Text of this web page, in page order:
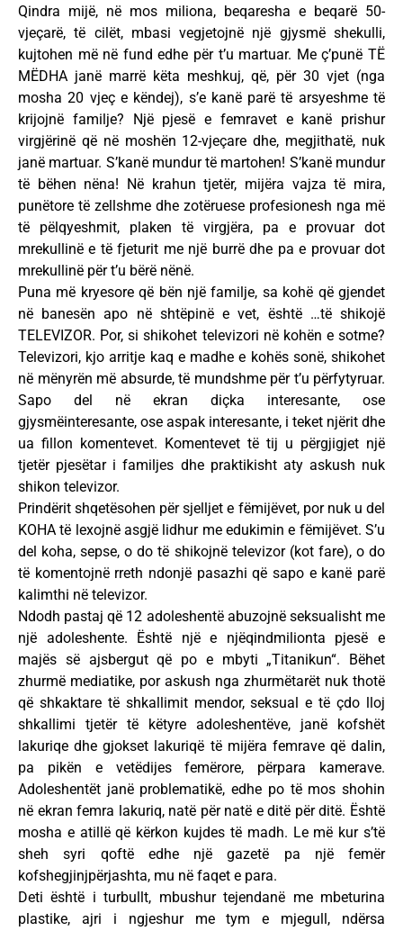
Qindra mijë, në mos miliona, beqaresha e beqarë 50-
vjeçarë, të cilët, mbasi vegjetojnë një gjysmë shekulli,
kujtohen më në fund edhe për t’u martuar. Me ç’punë TË
MËDHA janë marrë këta meshkuj, që, për 30 vjet (nga
mosha 20 vjeç e këndej), s’e kanë parë të arsyeshme të
krijojnë familje? Një pjesë e femravet e kanë prishur
virgjërinë që në moshën 12-vjeçare dhe, megjithatë, nuk
janë martuar. S’kanë mundur të martohen! S’kanë mundur
të bëhen nëna! Në krahun tjetër, mijëra vajza të mira,
punëtore të zellshme dhe zotëruese profesionesh nga më
të pëlqyeshmit, plaken të virgjëra, pa e provuar dot
mrekullinë e të fjeturit me një burrë dhe pa e provuar dot
mrekullinë për t’u bërë nënë.
Puna më kryesore që bën një familje, sa kohë që gjendet
në banesën apo në shtëpinë e vet, është …të shikojë
TELEVIZOR. Por, si shikohet televizori në kohën e sotme?
Televizori, kjo arritje kaq e madhe e kohës sonë, shikohet
në mënyrën më absurde, të mundshme për t’u përfytyruar.
Sapo del në ekran diçka interesante, ose
gjysmëinteresante, ose aspak interesante, i teket njërit dhe
ua fillon komentevet. Komentevet të tij u përgjigjet një
tjetër pjesëtar i familjes dhe praktikisht aty askush nuk
shikon televizor.
Prindërit shqetësohen për sjelljet e fëmijëvet, por nuk u del
KOHA të lexojnë asgjë lidhur me edukimin e fëmijëvet. S’u
del koha, sepse, o do të shikojnë televizor (kot fare), o do
të komentojnë rreth ndonjë pasazhi që sapo e kanë parë
kalimthi në televizor.
Ndodh pastaj që 12 adoleshentë abuzojnë seksualisht me
një adoleshente. Është një e njëqindmilionta pjesë e
majës së ajsbergut që po e mbyti „Titanikun“. Bëhet
zhurmë mediatike, por askush nga zhurmëtarët nuk thotë
që shkaktare të shkallimit mendor, seksual e të çdo lloj
shkallimi tjetër të këtyre adoleshentëve, janë kofshët
lakuriqe dhe gjokset lakuriqë të mijëra femrave që dalin,
pa pikën e vetëdijes femërore, përpara kamerave.
Adoleshentët janë problematikë, edhe po të mos shohin
në ekran femra lakuriq, natë për natë e ditë për ditë. Është
mosha e atillë që kërkon kujdes të madh. Le më kur s’të
sheh syri qoftë edhe një gazetë pa një femër
kofshegjinjpërjashta, mu në faqet e para.
Deti është i turbullt, mbushur tejendanë me mbeturina
plastike, ajri i ngjeshur me tym e mjegull, ndërsa